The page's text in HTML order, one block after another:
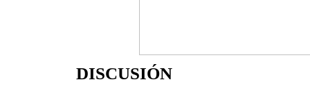
DISCUSIÓN